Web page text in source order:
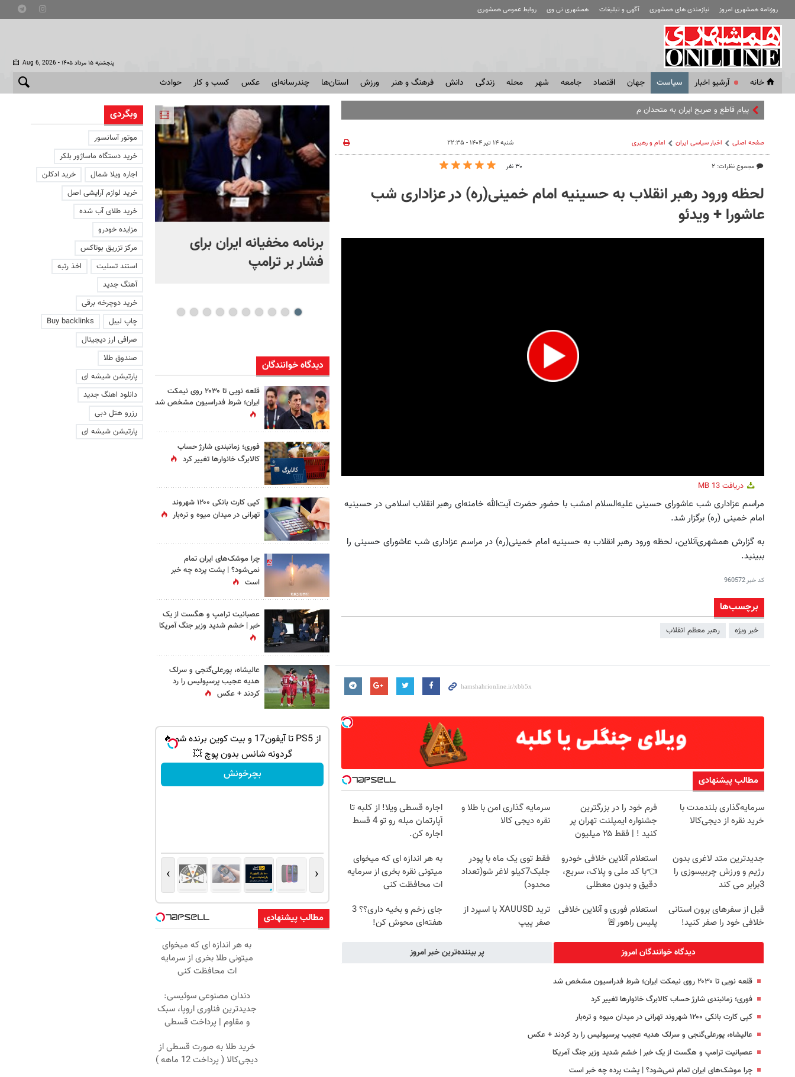
روزنامه همشهری امروز نیازمندی های همشهری آگهی و تبلیغات همشهری تی وی روابط عمومی همشهری
Aug 6, 2026 - پنجشنبه ۱۵ مرداد ۱۴۰۵
خانه آرشیو اخبار سياست جهان اقتصاد جامعه شهر محله زندگی دانش فرهنگ و هنر ورزش استان‌ها چندرسانه‌ای عکس کسب و کار حوادث
پیام قاطع و صریح ایران به متحدان منطقه‌ای آمریکا؛
صفحه اصلی اخبار سیاسی ایران امام و رهبری
مجموع نظرات: ۲
شنبه ۱۴ تیر ۱۴۰۴ - ۲۲:۳۵
۳۰ نفر
لحظه ورود رهبر انقلاب به حسینیه امام خمینی(ره) در عزاداری شب
عاشورا + ویدئو
0
of
41
دریافت 13 MB
مراسم عزاداری شب عاشورای حسینی‌ علیه‌السلام امشب با حضور حضرت آیت‌الله خامنه‌ای رهبر انقلاب اسلامی در حسینیه
امام خمینی (ره) برگزار شد.
به گزارش همشهری‌آنلاین، لحظه ورود رهبر انقلاب به حسینیه امام خمینی(ره) در مراسم عزاداری شب عاشورای حسینی را
ببینید.
کد خبر960572
برچسب‌ها
خبر ویژه رهبر معظم انقلاب
مطالب پیشنهادی
سرمایه‌گذاری بلندمدت با
خرید نقره از دیجی‌کالا
فرم خود را در بزرگترین
جشنواره ایمپلنت تهران پر
کنید ! | فقط ۲۵ میلیون
سرمایه گذاری امن با طلا و
نقره دیجی کالا
اجاره‌ قسطی ویلا! از کلبه تا
آپارتمان مبله رو تو 4 قسط
اجاره کن.
جدیدترین متد لاغری بدون
رژیم و ورزش چربیسوزی را
3برابر می کند
استعلام آنلاین خلافی خودرو
👈با کد ملی و پلاک، سریع،
دقیق و بدون معطلی
فقط توی یک ماه با پودر
جلبک7کیلو لاغر شو(تعداد
محدود)
به هر اندازه ای که میخوای
میتونی نقره بخری از سرمایه
ات محافظت کنی
قبل از سفرهای برون استانی
خلافی خود را صفر کنید!
استعلام فوری و آنلاین خلافی
پلیس راهور🚨
ترید XAUUSD با اسپرد از
صفر پیپ
جای زخم و بخیه داری؟؟ 3
هفته‌ای محوش کن!
دیدگاه خوانندگان امروز پر بیننده‌ترین خبر امروز
قلعه نویی تا ۲۰۳۰ روی نیمکت ایران؛ شرط فدراسیون مشخص شد
فوری؛ زمانبندی‌ شارژ حساب کالابرگ خانوارها تغییر کرد
کپی کارت بانکی ۱۲۰۰ شهروند تهرانی در میدان میوه و تره‌بار
عالیشاه، پورعلی‌گنجی و سرلک هدیه عجیب پرسپولیس را رد کردند + عکس
عصبانیت ترامپ و هگست از یک خبر | خشم شدید وزیر جنگ آمریکا
چرا موشک‌های ایران تمام نمی‌شود؟ | پشت پرده چه خبر است
چرا عدد ۴۰ درساحت موسیقی
برنامه مخفیانه ایران برای
فشار بر ترامپ
پشت پرده کلیپ اعتراض به
اعدام های اصفهان + ویدئو
دیدگاه خوانندگان
قلعه نویی تا ۲۰۳۰ روی نیمکت
ایران؛ شرط فدراسیون مشخص شد
فوری؛ زمانبندی‌ شارژ حساب
کالابرگ خانوارها تغییر کرد
کپی کارت بانکی ۱۲۰۰ شهروند
تهرانی در میدان میوه و تره‌بار
چرا موشک‌های ایران تمام
نمی‌شود؟ | پشت پرده چه خبر
است
عصبانیت ترامپ و هگست از یک
خبر | خشم شدید وزیر جنگ آمریکا
عالیشاه، پورعلی‌گنجی و سرلک
هدیه عجیب پرسپولیس را رد
کردند + عکس
🔥 گوشی موبایل نوکیا مدل nokia 105
سفارش بده!
بازی کن ، گردونه بچرخون ، جایزه ببر 🎮🔥
😍
بچرخونش
📞 یک گوشی دکمه‌ای ساده، خوش‌دست و
بادوام 📱
سفارش بده!
از PS5 تا آیفون17 و بیت کوین برنده شو 🔥
گردونه شانس بدون پوچ 💥
بچرخونش
‹
›
مطالب پیشنهادی
به هر اندازه ای که میخوای
میتونی طلا بخری از سرمایه
ات محافظت کنی
دندان مصنوعی سوئیسی:
جدیدترین فناوری اروپا، سبک
و مقاوم | پرداخت قسطی
خرید طلا به صورت قسطی از
دیجی‌کالا ( پرداخت 12 ماهه )
وبگردی
موتور آسانسور
خرید دستگاه ماساژور بلکر
اجاره ویلا شمال
خرید ادکلن
خرید لوازم آرایشی اصل
خرید طلای آب شده
مزایده خودرو
مرکز تزریق بوتاکس
استند تسلیت
اخذ رتبه
آهنگ جدید
خرید دوچرخه برقی
چاپ لیبل
Buy backlinks
صرافی ارز دیجیتال
صندوق طلا
پارتیشن شیشه ای
دانلود اهنگ جدید
رزرو هتل دبی
پارتیشن شیشه ای